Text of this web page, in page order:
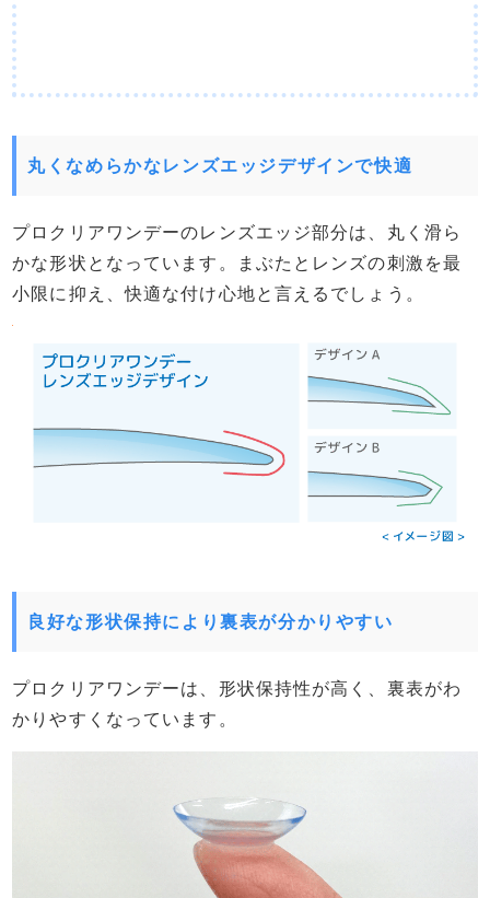
丸くなめらかなレンズエッジデザインで快適
プロクリアワンデーのレンズエッジ部分は、丸く滑ら
かな形状となっています。まぶたとレンズの刺激を最
小限に抑え、快適な付け心地と言えるでしょう。
良好な形状保持により裏表が分かりやすい
プロクリアワンデーは、形状保持性が高く、裏表がわ
かりやすくなっています。